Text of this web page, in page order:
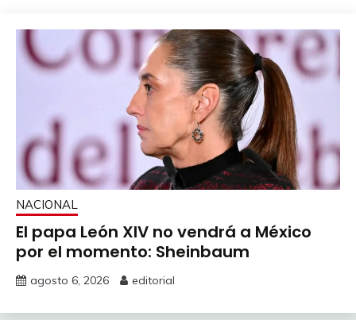
NACIONAL
El papa León XIV no vendrá a México
por el momento: Sheinbaum
agosto 6, 2026 editorial